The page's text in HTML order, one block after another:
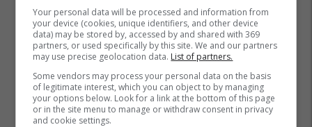
Promo
Sempre nga Liri – e krijuar me
Your personal data will be processed and information from
your device (cookies, unique identifiers, and other device
data) may be stored by, accessed by and shared with 369
partners, or used specifically by this site. We and our partners
may use precise geolocation data. List of partners.
Some vendors may process your personal data on the basis
of legitimate interest, which you can object to by managing
your options below. Look for a link at the bottom of this page
or in the site menu to manage or withdraw consent in privacy
and cookie settings.